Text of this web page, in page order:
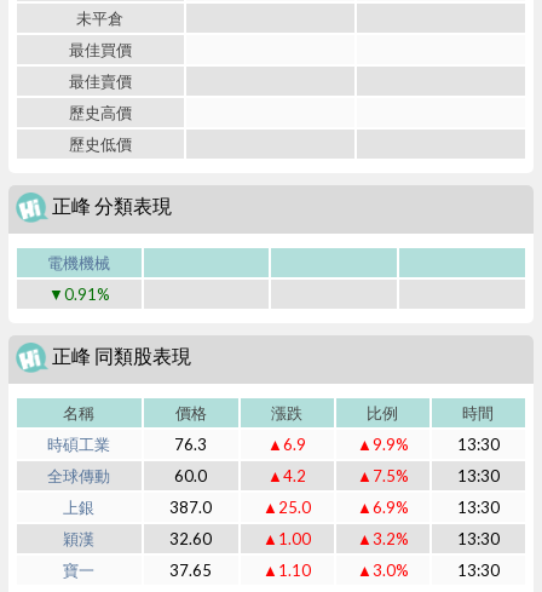
未平倉
最佳買價
最佳賣價
歷史高價
歷史低價
正峰 分類表現
電機機械
▼0.91%
正峰 同類股表現
名稱 價格 漲跌 比例
時間
時碩工業
76.3 ▲6.9 ▲9.9%
13:30
全球傳動
60.0 ▲4.2 ▲7.5%
13:30
上銀
387.0 ▲25.0 ▲6.9%
13:30
穎漢
32.60 ▲1.00 ▲3.2%
13:30
寶一
37.65 ▲1.10 ▲3.0% 13:30